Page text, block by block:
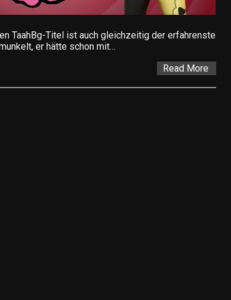
TaahBg-Titel ist auch gleichzeitig der erfahrenste
er hätte schon mit…
Read More